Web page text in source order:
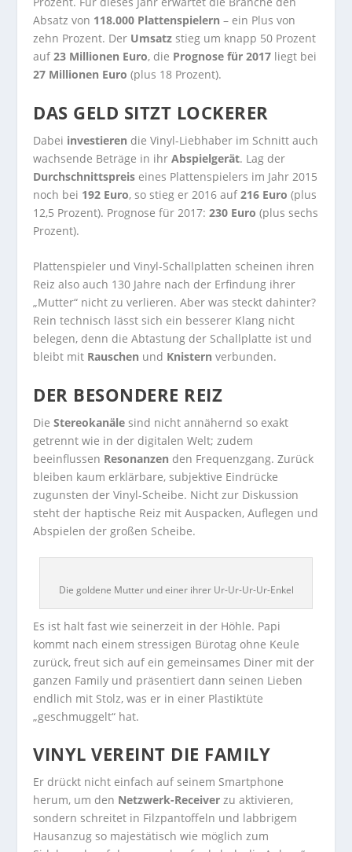
Absatz von 118.000 Plattenspielern – ein Plus von
zehn Prozent. Der Umsatz stieg um knapp 50 Prozent
auf 23 Millionen Euro, die Prognose für 2017 liegt bei
27 Millionen Euro (plus 18 Prozent).
DAS GELD SITZT LOCKERER
Dabei investieren die Vinyl-Liebhaber im Schnitt auch
wachsende Beträge in ihrAbspielgerät. Lag der
Durchschnittspreis eines Plattenspielers im Jahr 2015
noch bei 192 Euro, so stieg er 2016 auf216 Euro (plus
12,5 Prozent). Prognose für 2017: 230 Euro (plus sechs
Prozent).
Plattenspieler und Vinyl-Schallplatten scheinen ihren
Reiz also auch 130 Jahre nach der Erfindung ihrer
„Mutter“ nicht zu verlieren. Aber was steckt dahinter?
Rein technisch lässt sich ein besserer Klang nicht
belegen, denn die Abtastung der Schallplatte ist und
bleibt mit Rauschen und Knistern verbunden.
DER BESONDERE REIZ
Die Stereokanäle sind nicht annähernd so exakt
getrennt wie in der digitalen Welt; zudem
beeinflussen Resonanzen den Frequenzgang. Zurück
bleiben kaum erklärbare, subjektive Eindrücke
zugunsten der Vinyl-Scheibe. Nicht zur Diskussion
steht der haptische Reiz mit Auspacken, Auflegen und
Abspielen der großen Scheibe.
Die goldene Mutter und einer ihrer Ur-Ur-Ur-Ur-Enkel
Es ist halt fast wie seinerzeit in der Höhle. Papi
kommt nach einem stressigen Bürotag ohne Keule
zurück, freut sich auf ein gemeinsames Diner mit der
ganzen Family und präsentiert dann seinen Lieben
endlich mit Stolz, was er in einer Plastiktüte
„geschmuggelt“ hat.
VINYL VEREINT DIE FAMILY
Er drückt nicht einfach auf seinem Smartphone
herum, um den Netzwerk-Receiver zu aktivieren,
sondern schreitet in Filzpantoffeln und labbrigem
Hausanzug so majestätisch wie möglich zum